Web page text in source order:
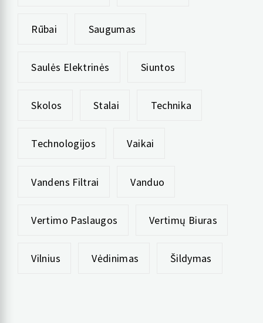
Rūbai Saugumas
Saulės Elektrinės Siuntos
Skolos Stalai Technika
Technologijos Vaikai
Vandens Filtrai Vanduo
Vertimo Paslaugos Vertimų Biuras
Vilnius Vėdinimas Šildymas